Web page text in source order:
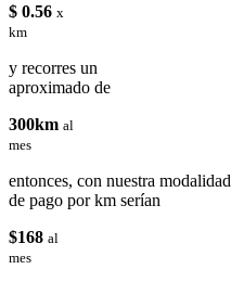
$ 0.56 x
km
y recorres un
aproximado de
300km al
mes
entonces, con nuestra modalidad
de pago por km serían
$168 al
mes